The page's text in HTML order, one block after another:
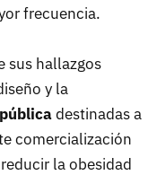
frecuencia.
sus hallazgos
y la
destinadas a
comercialización
la obesidad